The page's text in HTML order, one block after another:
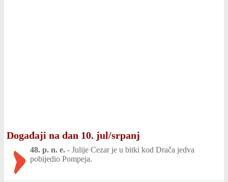
Događaji na dan 10. jul/srpanj
48. p. n. e. - Julije Cezar je u bitki kod Drača jedva
pobijedio Pompeja.